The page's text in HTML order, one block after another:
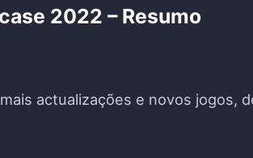
2022 – Resumo
actualizações e novos